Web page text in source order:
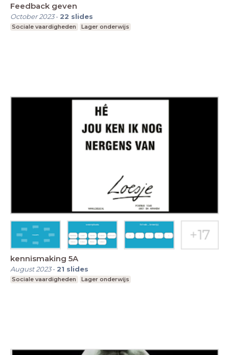
Feedback geven
October 2023- 22 slides
Sociale vaardigheden Lager onderwijs
kennismaking 5A
August 2023- 21 slides
Sociale vaardigheden Lager onderwijs